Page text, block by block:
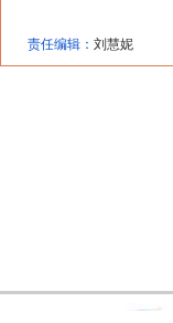
责任编辑： 刘慧妮